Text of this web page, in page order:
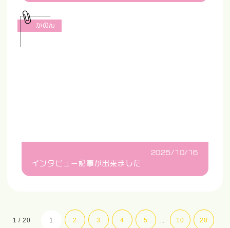
2025/10/16
インタビュー記事が出来ました
かのん
1 / 20 1 2 3 4 5 ... 10 20